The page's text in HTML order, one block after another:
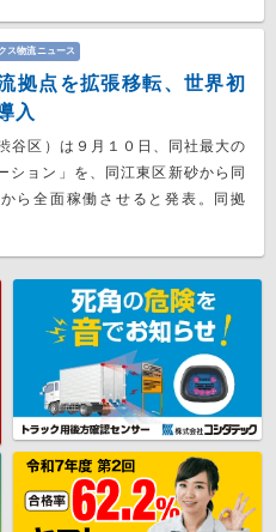
ス物流ニュース
拠点を拡張移転、世界初
入
谷区）は９月１０日、同社最大の
ション」を、同江東区新砂から同
ら全面稼働させると発表。同拠